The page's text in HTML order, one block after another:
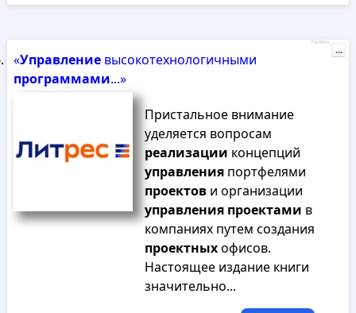
«Управлениевысокотехнологичными
программами...»
Пристальное внимание
уделяется вопросам
реализации концепций
управленияпортфелями
проектови организации
управления проектами в
компаниях путем создания
проектныхофисов.
Настоящее издание книги
значительно...
Реклама
...